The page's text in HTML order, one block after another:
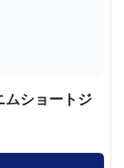
ムショートジ